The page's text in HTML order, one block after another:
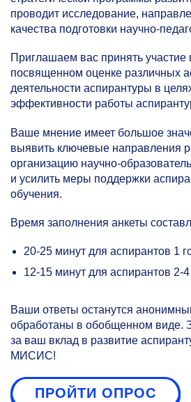
проводит исследование,
качества подготовки научно-
Приглашаем вас принять участие
посвященном оценке различных
деятельности аспирантуры в
эффективности работы
Ваше мнение имеет большое
выявить ключевые направления
организацию научно-
и усилить меры поддержки
обучения.
Время заполнения анкеты
20-25 минут для аспирантов 1
12-15 минут для аспирантов 2-4
Ваши ответы останутся
обработаны в обобщенном виде.
за ваш вклад в развитие
МИСИС!
ПРОЙТИ ОПРОС